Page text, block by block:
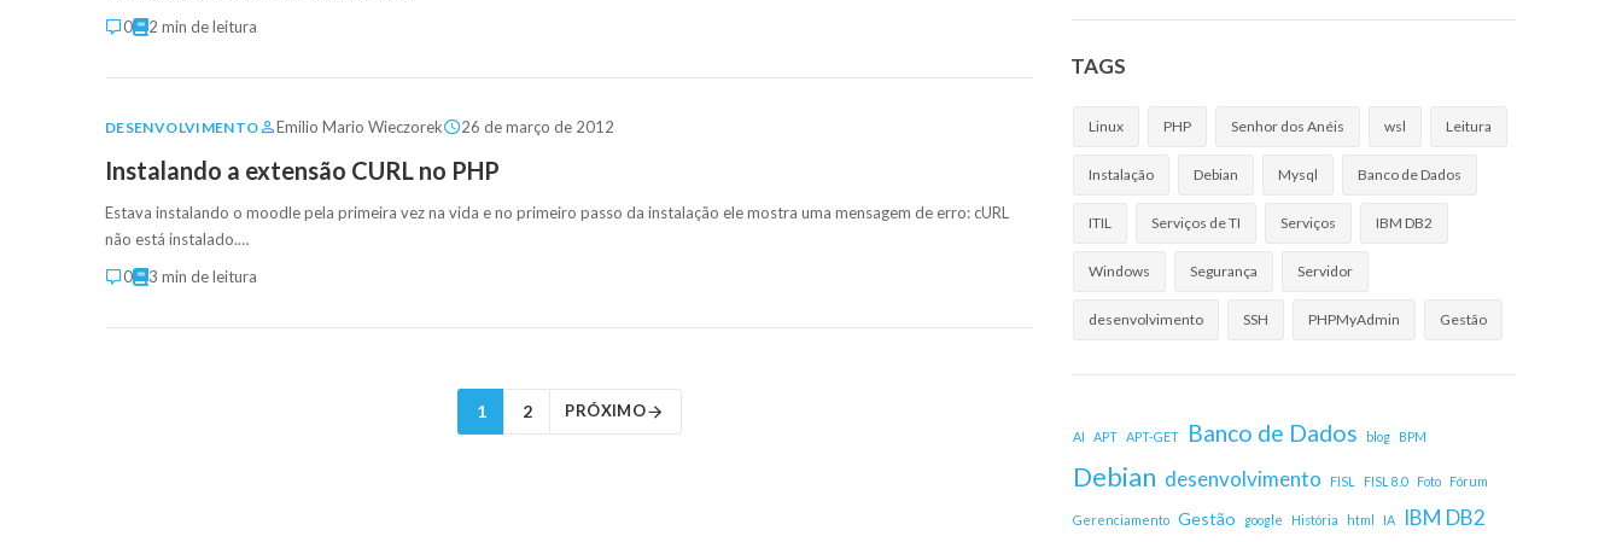
0
2 min de leitura
DESENVOLVIMENTO Emilio Mario Wieczorek 26 de março de 2012
Instalando a extensão CURL no PHP
Estava instalando o moodle pela primeira vez na vida e no primeiro passo da instalação ele mostra uma mensagem de erro: cURL
não está instalado.…
0
3 min de leitura
1 2 PRÓXIMO
TAGS
Linux PHP Senhor dos Anéis wsl Leitura
Instalação Debian Mysql Banco de Dados
ITIL Serviços de TI Serviços IBM DB2
Windows Segurança Servidor
desenvolvimento SSH PHPMyAdmin Gestão
AI APT APT-GET Banco de Dados blog BPM
Debian desenvolvimento FISL FISL 8.0 Foto Fórum
Gerenciamento Gestão google História html IA IBM DB2